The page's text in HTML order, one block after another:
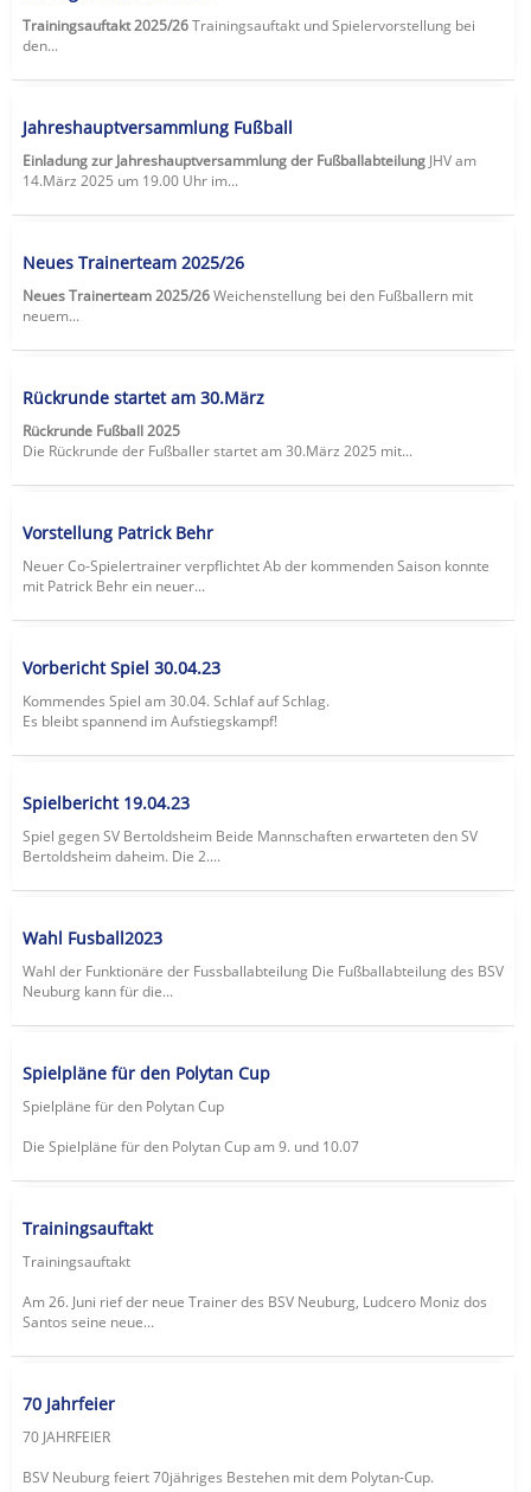
Trainingsauftakt 2025/26Trainingsauftakt und Spielervorstellung bei
den...
Jahreshauptversammlung Fußball
Einladung zur Jahreshauptversammlung der FußballabteilungJHV am
14.März 2025 um 19.00 Uhr im...
Neues Trainerteam 2025/26
Neues Trainerteam 2025/26Weichenstellung bei den Fußballern mit
neuem...
Rückrunde startet am 30.März
Rückrunde Fußball 2025
Die Rückrunde der Fußballer startet am 30.März 2025 mit...
Vorstellung Patrick Behr
Neuer Co-Spielertrainer verpflichtet Ab der kommenden Saison konnte
mit Patrick Behr ein neuer...
Vorbericht Spiel 30.04.23
Kommendes Spiel am 30.04. Schlaf auf Schlag.
Es bleibt spannend im Aufstiegskampf!
Spielbericht 19.04.23
Spiel gegen SV Bertoldsheim Beide Mannschaften erwarteten den SV
Bertoldsheim daheim. Die 2....
Wahl Fusball2023
Wahl der Funktionäre der Fussballabteilung Die Fußballabteilung des BSV
Neuburg kann für die...
Spielpläne für den Polytan Cup
Spielpläne für den Polytan Cup
Die Spielpläne für den Polytan Cup am 9. und 10.07
Trainingsauftakt
Trainingsauftakt
Am 26. Juni rief der neue Trainer des BSV Neuburg, Ludcero Moniz dos
Santos seine neue...
70 Jahrfeier
70 JAHRFEIER
BSV Neuburg feiert 70jähriges Bestehen mit dem Polytan-Cup.